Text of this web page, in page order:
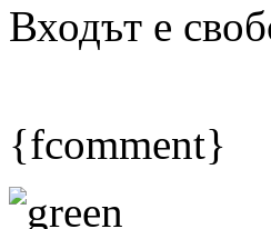
Входът е
{fcomment}